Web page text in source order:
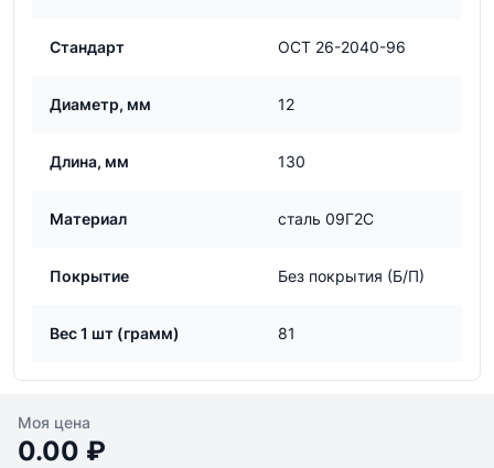
Стандарт ОСТ 26-2040-96
Диаметр, мм 12
Длина, мм 130
Материал сталь 09Г2С
Покрытие Без покрытия (Б/П)
Вес 1 шт (грамм) 81
Моя цена
0.00 ₽